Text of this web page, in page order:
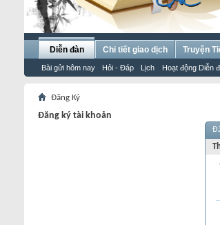
Diễn đàn
Bài gửi hôm nay Hỏi - Đáp Lịch Hoạt động Diễn
Chi tiết giao dịch Truyện
Đăng Ký
Đăng ký tài khoản